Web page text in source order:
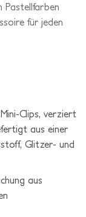
Pastellfarben
für jeden
Clips, verziert
aus einer
Glitzer- und
aus